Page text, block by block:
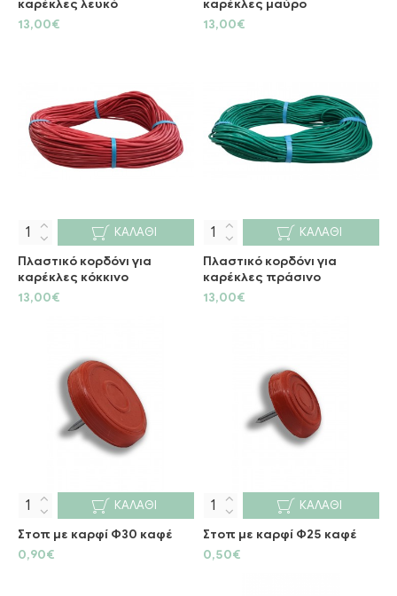
καρέκλες λευκό
13,00€
καρέκλες μαύρο
13,00€
Πλαστικό κορδόνι για
καρέκλες κόκκινο
13,00€
ΚΑΛΆΘΙ
Πλαστικό κορδόνι για
καρέκλες πράσινο
13,00€
ΚΑΛΆΘΙ
Στοπ με καρφί Φ30 καφέ
0,90€
ΚΑΛΆΘΙ
Στοπ με καρφί Φ25 καφέ
0,50€
ΚΑΛΆΘΙ